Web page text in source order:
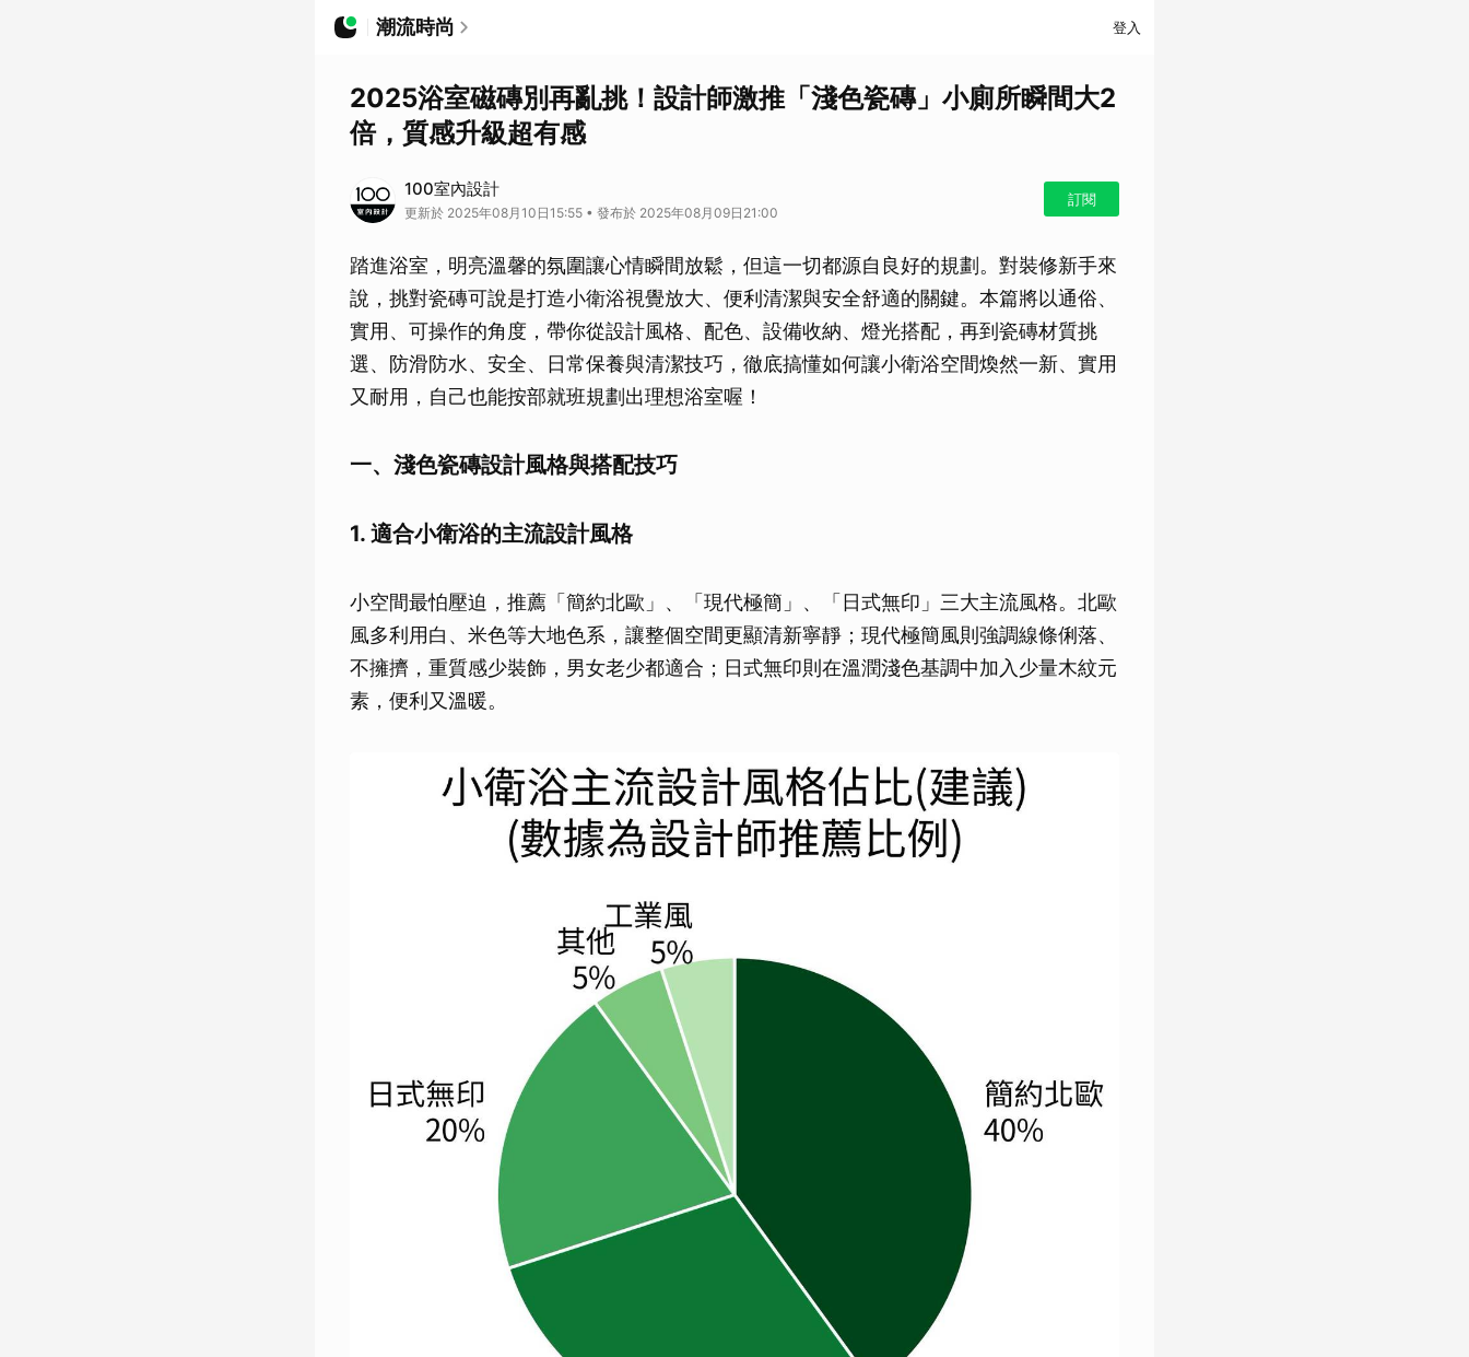
潮流時尚 登入
2025浴室磁磚別再亂挑！設計師激推「淺色瓷磚」小廁所瞬間大2
倍，質感升級超有感
100室內設計
更新於 2025年08月10日15:55 • 發布於 2025年08月09日21:00
訂閱
踏進浴室，明亮溫馨的氛圍讓心情瞬間放鬆，但這一切都源自良好的規劃。對裝修新手來
說，挑對瓷磚可說是打造小衛浴視覺放大、便利清潔與安全舒適的關鍵。本篇將以通俗、
實用、可操作的角度，帶你從設計風格、配色、設備收納、燈光搭配，再到瓷磚材質挑
選、防滑防水、安全、日常保養與清潔技巧，徹底搞懂如何讓小衛浴空間煥然一新、實用
又耐用，自己也能按部就班規劃出理想浴室喔！
一、淺色瓷磚設計風格與搭配技巧
1. 適合小衛浴的主流設計風格
小空間最怕壓迫，推薦「簡約北歐」、「現代極簡」、「日式無印」三大主流風格。北歐
風多利用白、米色等大地色系，讓整個空間更顯清新寧靜；現代極簡風則強調線條俐落、
不擁擠，重質感少裝飾，男女老少都適合；日式無印則在溫潤淺色基調中加入少量木紋元
素，便利又溫暖。